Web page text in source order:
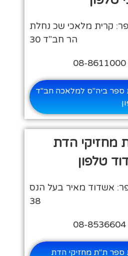
קרית מלאכי שכ נחלת
הר חב"ד 30
ביה"ס למלאכה חב"ד
מחזיקי הדת
טלפון
אשדוד מאיר בעל הנס
38
ת"ת מחזיקי הדת